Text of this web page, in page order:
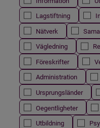
Lagstiftning
Nätverk
Vägledning
Föreskrifter
Administration
Ursprungsländer
Oegentligheter
Utbildning